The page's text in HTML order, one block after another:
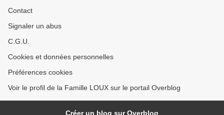
Contact
Signaler un abus
C.G.U.
Cookies et données personnelles
Préférences cookies
Voir le profil de la Famille LOUX sur le portail Overblog
Créer un blog sur Overblog